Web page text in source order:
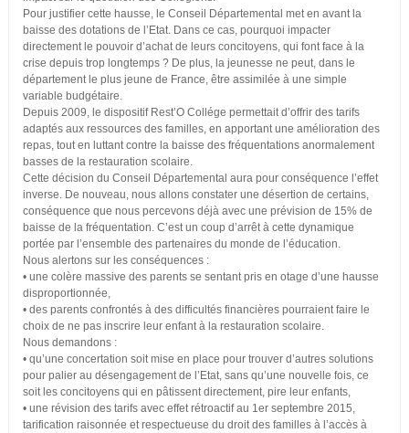
Pour justifier cette hausse, le Conseil Départemental met en avant la
baisse des dotations de l’Etat. Dans ce cas, pourquoi impacter
directement le pouvoir d’achat de leurs concitoyens, qui font face à la
crise depuis trop longtemps ? De plus, la jeunesse ne peut, dans le
département le plus jeune de France, être assimilée à une simple
variable budgétaire.
Depuis 2009, le dispositif Rest’O Collége permettait d’offrir des tarifs
adaptés aux ressources des familles, en apportant une amélioration des
repas, tout en luttant contre la baisse des fréquentations anormalement
basses de la restauration scolaire.
Cette décision du Conseil Départemental aura pour conséquence l’effet
inverse. De nouveau, nous allons constater une désertion de certains,
conséquence que nous percevons déjà avec une prévision de 15% de
baisse de la fréquentation. C’est un coup d’arrêt à cette dynamique
portée par l’ensemble des partenaires du monde de l’éducation.
Nous alertons sur les conséquences :
• une colère massive des parents se sentant pris en otage d’une hausse
disproportionnée,
• des parents confrontés à des difficultés financières pourraient faire le
choix de ne pas inscrire leur enfant à la restauration scolaire.
Nous demandons :
• qu’une concertation soit mise en place pour trouver d’autres solutions
pour palier au désengagement de l’Etat, sans qu’une nouvelle fois, ce
soit les concitoyens qui en pâtissent directement, pire leur enfants,
• une révision des tarifs avec effet rétroactif au 1er septembre 2015,
tarification raisonnée et respectueuse du droit des familles à l’accès à